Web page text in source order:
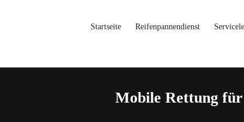
Startseite Reifenpannendienst
Mobile Rettung